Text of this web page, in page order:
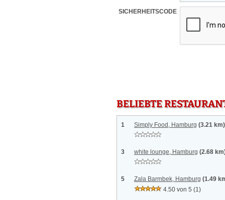
SICHERHEITSCODE
BELIEBTE
1 Simply Food, Hamburg (3.21 km)
3 white lounge, Hamburg (2.68
5 Zala Barmbek, Hamburg (1.49
4.50 von 5 (1)